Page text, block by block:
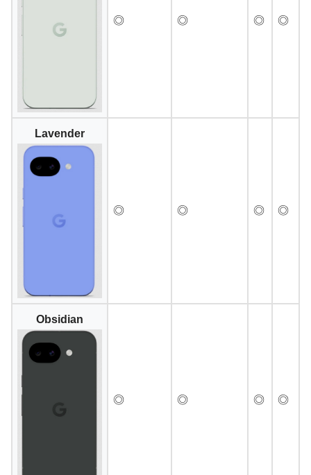
◎ ◎ ◎ ◎
Lavender
◎ ◎ ◎ ◎
Obsidian
◎ ◎ ◎ ◎